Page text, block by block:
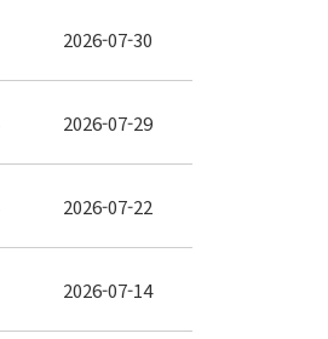
2026-07-30
2026-07-29
2026-07-22
2026-07-14